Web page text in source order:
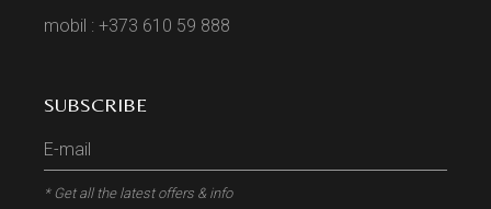
mobil : +373 610 59 888
SUBSCRIBE
* Get all the latest offers & info